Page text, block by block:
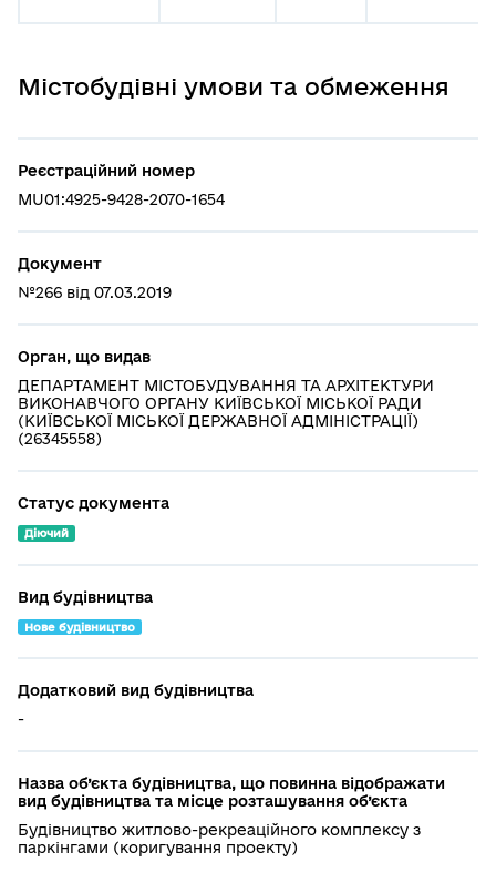
Містобудівні умови та обмеження
Реєстраційний номер
MU01:4925-9428-2070-1654
Документ
№266 від 07.03.2019
Орган, що видав
ДЕПАРТАМЕНТ МІСТОБУДУВАННЯ ТА АРХІТЕКТУРИ
ВИКОНАВЧОГО ОРГАНУ КИЇВСЬКОЇ МІСЬКОЇ РАДИ
(КИЇВСЬКОЇ МІСЬКОЇ ДЕРЖАВНОЇ АДМІНІСТРАЦІЇ)
(26345558)
Статус документа
Діючий
Вид будівництва
Нове будівництво
Додатковий вид будівництва
-
Назва об’єкта будівництва, що повинна відображати
вид будівництва та місце розташування об’єкта
Будівництво житлово-рекреаційного комплексу з
паркінгами (коригування проекту)